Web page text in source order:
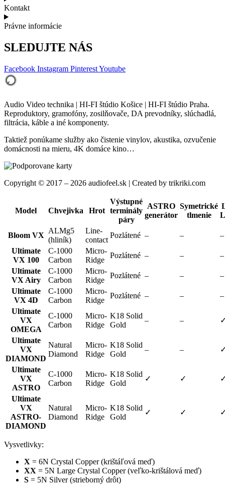
Kontakt
Právne informácie
SLEDUJTE NÁS
Facebook Instagram PinterestYoutube
Audio Video technika | HI-FI štúdio Košice | HI-FI štúdio Praha.
Reproduktory, gramofóny, zosilňovače, DA prevodníky, slúchadlá,
filtrácia, káble a iné komponenty.
Taktiež ponúkame služby ako čistenie vinylov, akustika, ozvučenie
domácnosti na mieru, 4K domáce kino…
Copyright © 2017 – 2026 audiofeel.sk | Created by trikriki.com
Model Chvejivka Hrot
Výstupné
terminály
páry
ASTRO
generátor
Symetrické
tlmenie
Bloom VX
ALMg5
(hliník)
Line-
contact
Pozlátené – –
–
Ultimate
VX 100
C-1000
Carbon
Micro-
Ridge
Pozlátené – –
–
Ultimate
VX Airy
C-1000
Carbon
Micro-
Ridge
Pozlátené – –
–
Ultimate
VX 4D
C-1000
Carbon
Micro-
Ridge
Pozlátené – –
–
Ultimate
VX
OMEGA
C-1000
Carbon
Micro-
Ridge
K18 Solid
Gold
– –
Ultimate
VX
DIAMOND
Natural
Diamond
Micro-
Ridge
K18 Solid
Gold
– –
Ultimate
VX
ASTRO
C-1000
Carbon
Micro-
Ridge
K18 Solid
Gold
✓ ✓
Ultimate
VX
ASTRO-
DIAMOND
Natural
Diamond
Micro-
Ridge
K18 Solid
Gold
✓ ✓
Vysvetlivky:
X = 6N Crystal Copper (krištáľová meď)
XX = 5N Large Crystal Copper (veľko-krištálová meď)
S = 5N Silver (strieborný drôt)